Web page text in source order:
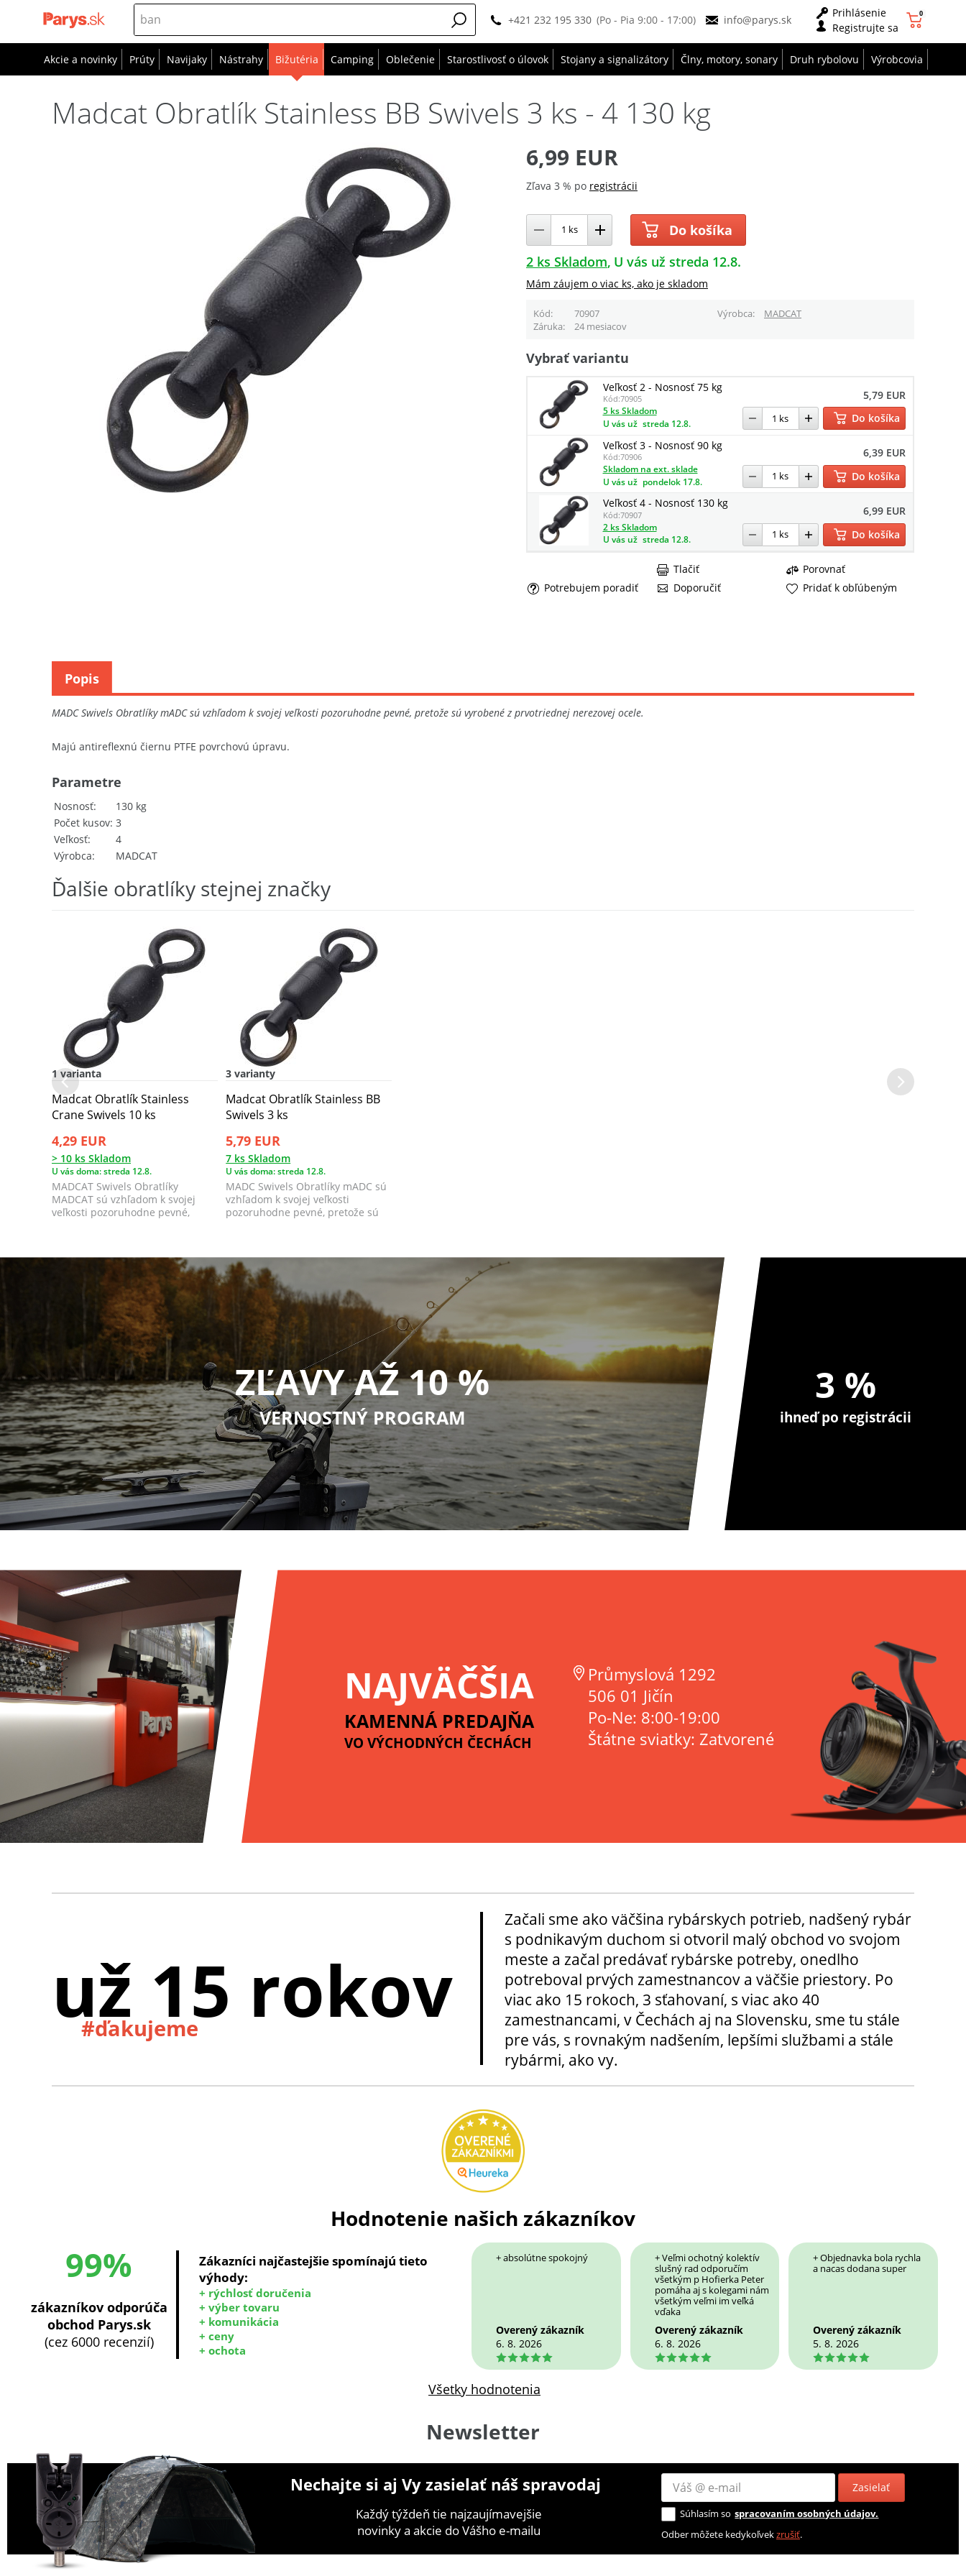
+421 232 195 330 (Po - Pia 9:00 - 17:00) info@parys.sk
Prihlásenie
Registrujte sa
0
Akcie a novinky Prúty Navijaky Nástrahy Bižutéria Camping Oblečenie Starostlivosť o úlovok Stojany a signalizátory Člny, motory, sonary Druh rybolovu Výrobcovia
Madcat Obratlík Stainless BB Swivels 3 ks - 4 130 kg
6,99 EUR
Zľava 3 % po registrácii
Do košíka
2 ks Skladom U vás už streda 12.8.
Mám záujem o viac ks, ako je skladom
Kód 70907 Výrobca
MADCAT
Záruka
24 mesiacov
Vybrať variantu
Veľkosť 2 - Nosnosť 75 kg
Kód:70905 5,79 EUR
5 ks Skladom
U vás už streda 12.8.
Do košíka
Veľkosť 3 - Nosnosť 90 kg
Kód:70906 6,39 EUR
Skladom na ext. sklade
U vás už pondelok 17.8.
Do košíka
Veľkosť 4 - Nosnosť 130 kg
Kód:70907 6,99 EUR
2 ks Skladom
U vás už streda 12.8. Do košíka
Porovnať
Potrebujem poradiť
Doporučiť
Tlačiť
Pridať k obľúbeným
MADC Swivels Obratlíky mADC sú vzhľadom k svojej veľkosti pozoruhodne pevné, pretože sú vyrobené z prvotriednej nerezovej ocele.
Majú antireflexnú čiernu PTFE povrchovú úpravu.
Nosnosť
130 kg
Počet kusov 3
Veľkosť
4
Výrobca
MADCAT
Parametre
Popis
Ďalšie obratlíky stejnej značky
1 varianta
Madcat Obratlík Stainless
Crane Swivels 10 ks
4,29 EUR
> 10 ks Skladom
U vás doma: streda 12.8.
MADCAT Swivels Obratlíky
MADCAT sú vzhľadom k svojej
veľkosti pozoruhodne pevné,
3 varianty
Madcat Obratlík Stainless BB
Swivels 3 ks
5,79 EUR
7 ks Skladom
U vás doma: streda 12.8.
MADC Swivels Obratlíky mADC sú
vzhľadom k svojej veľkosti
pozoruhodne pevné, pretože sú
ZĽAVY AŽ 10 %
VERNOSTNÝ PROGRAM
3 %
ihneď po registrácii
NAJVÄČŠIA
KAMENNÁ PREDAJŇA
VO VÝCHODNÝCH ČECHÁCH
Průmyslová 1292
506 01 Jičín
Po-Ne: 8:00-19:00
Štátne sviatky: Zatvorené
už 15 rokov
#ďakujeme
Začali sme ako väčšina rybárskych potrieb, nadšený rybár
s podnikavým duchom si otvoril malý obchod vo svojom
meste a začal predávať rybárske potreby, onedlho
potreboval prvých zamestnancov a väčšie priestory. Po
viac ako 15 rokoch, 3 sťahovaní, s viac ako 40
zamestnancami, v Čechách aj na Slovensku, sme tu stále
pre vás, s rovnakým nadšením, lepšími službami a stále
rybármi, ako vy.
Hodnotenie našich zákazníkov
99%
zákazníkov odporúča
obchod Parys.sk
(cez 6000 recenzií)
Zákazníci najčastejšie spomínajú tieto
výhody:
+ rýchlosť doručenia
+ výber tovaru
+ komunikácia
+ ceny
+ ochota
+ absolútne spokojný
Overený zákazník
6. 8. 2026
5
+ Veľmi ochotný kolektív
slušný rad odporučím
všetkým p Hofierka Peter
pomáha aj s kolegami nám
všetkým veľmi im veľká
vďaka
Overený zákazník
6. 8. 2026
5
+ Objednavka bola rychla
a nacas dodana super
Overený zákazník
5. 8. 2026
5
Všetky hodnotenia
Newsletter
Nechajte si aj Vy zasielať náš spravodaj Zasielať
Každý týždeň tie najzaujímavejšie
novinky a akcie do Vášho e-mailu
Súhlasím so spracovaním osobných údajov.
Odber môžete kedykoľvekzrušiť.